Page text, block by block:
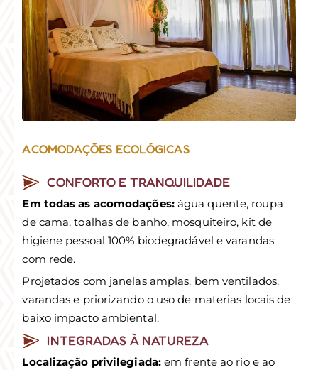
ACOMODAÇÕES ECOLÓGICAS
CONFORTO E TRANQUILIDADE
Em todas as acomodações:água quente, roupa
de cama, toalhas de banho, mosquiteiro, kit de
higiene pessoal 100% biodegradável e varandas
com rede.
Projetados com janelas amplas, bem ventilados,
varandas e priorizando o uso de materias locais de
baixo impacto ambiental.
INTEGRADAS À NATUREZA
Localização privilegiada:em frente ao rio e ao